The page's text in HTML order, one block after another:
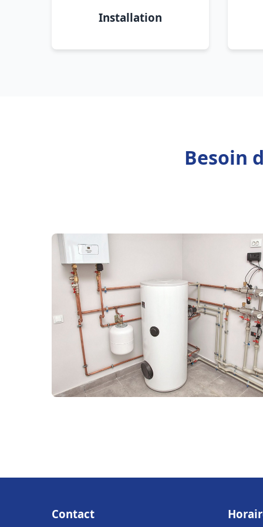
Installation
Besoin
Contact